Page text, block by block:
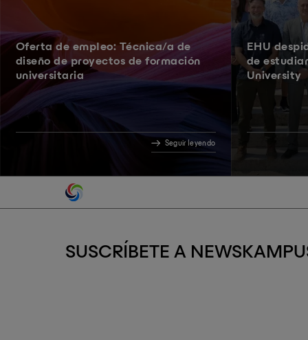
Oferta de empleo: Técnica/a de
diseño de proyectos de formación
universitaria
Seguir leyendo
EHU
de
University
SUSCRÍBETE A